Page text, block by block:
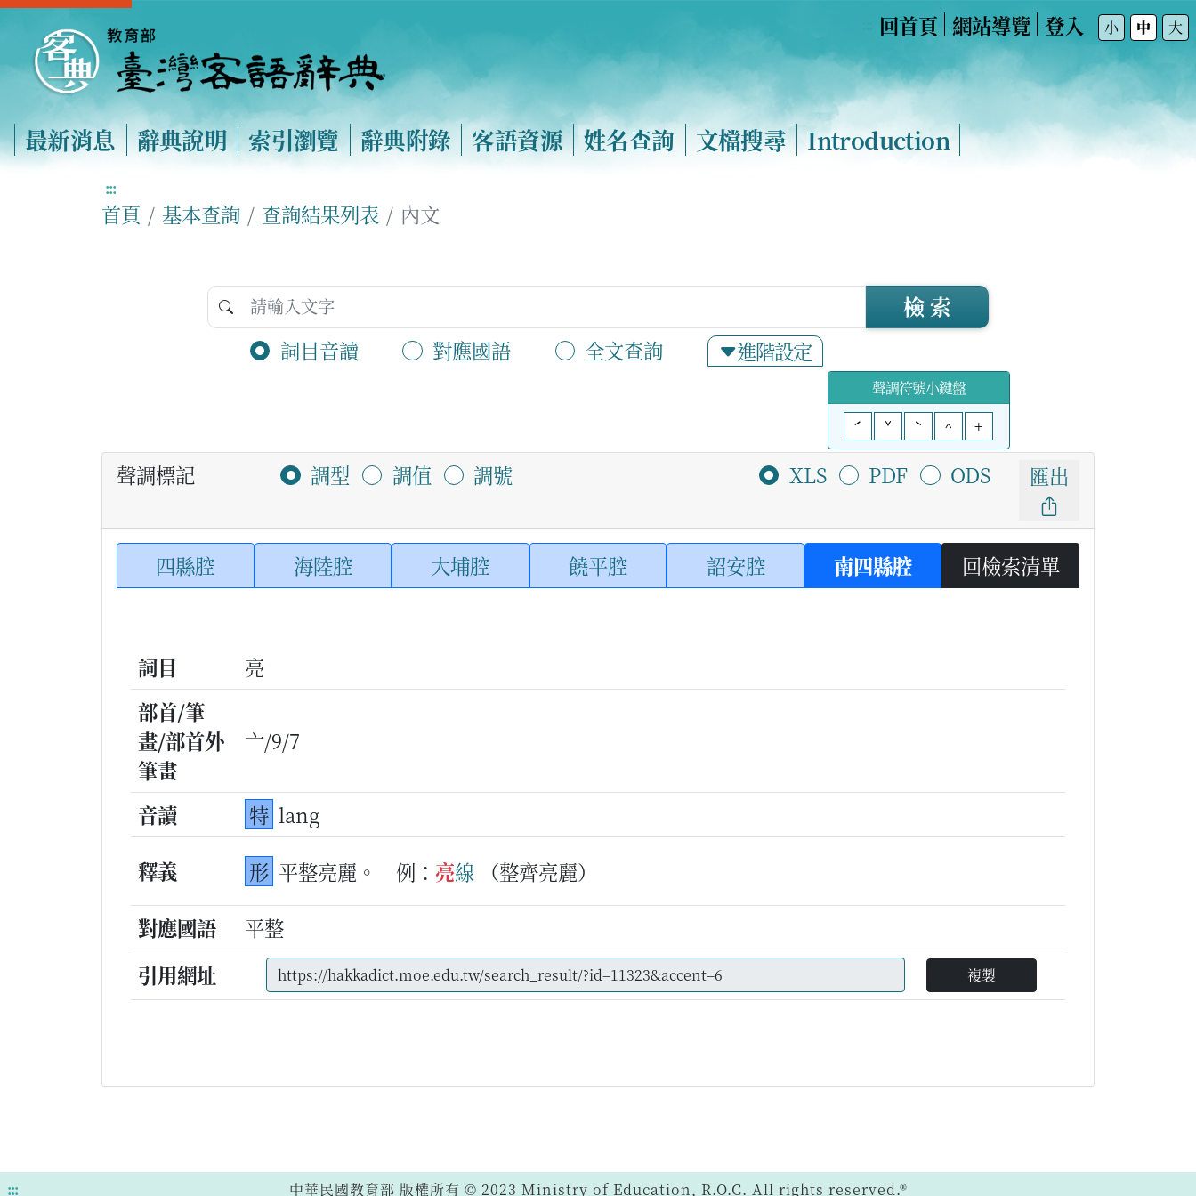
回首頁 網站導覽 登入 小 中 大
最新消息 辭典說明 索引瀏覽 辭典附錄 客語資源 姓名查詢 文檔搜尋 Introduction
:::
首頁 基本查詢 查詢結果列表 內文
詞目音讀 對應國語 全文查詢 進階設定
檢 索
聲調符號小鍵盤
ˊ
ˇ ˋ ^ +
聲調標記 調型 調值 調號 XLS PDF ODS 匯出
四縣腔 海陸腔 大埔腔 饒平腔 詔安腔 南四縣腔 回檢索清單
詞目
亮
部首/筆
畫/部首外
筆畫
亠/9/7
音讀 特 lang
釋義
形 平整亮麗。 例： 亮線
（整齊亮麗）
對應國語
平整
引用網址
複製
::: 中華民國教育部 版權所有 © 2023 Ministry of Education, R.O.C. All rights reserved.®